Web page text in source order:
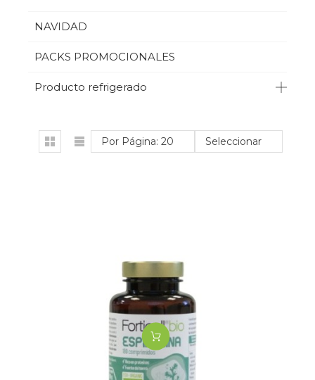
NAVIDAD
PACKS PROMOCIONALES
Producto refrigerado
Por Página: 20 Seleccionar